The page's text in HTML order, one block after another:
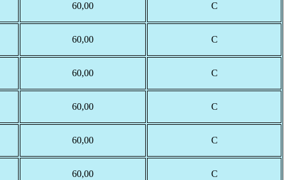
60,00 С
60,00 С
60,00 С
60,00 С
60,00 С
60,00 С